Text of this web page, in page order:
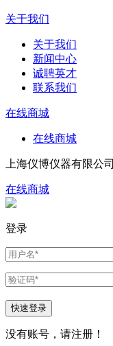
关于我们
关于我们
新闻中心
诚聘英才
联系我们
在线商城
在线商城
上海仪博仪器有限公司
在线商城
登录
快速登录
没有账号，请注册！